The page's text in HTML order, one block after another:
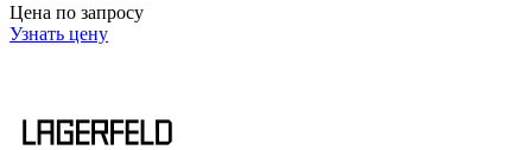
Цена по запросу
Узнать цену